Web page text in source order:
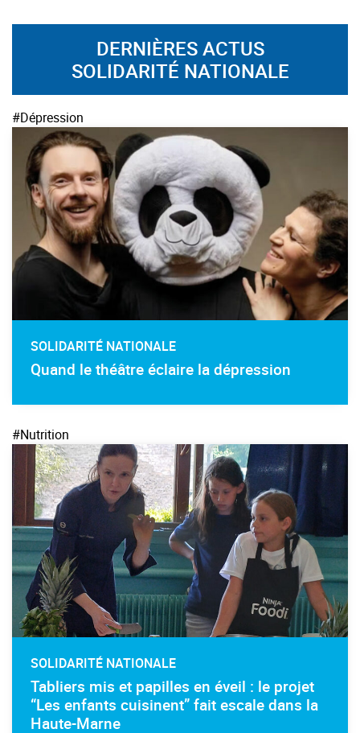
DERNIÈRES ACTUS
SOLIDARITÉ NATIONALE
#Dépression
SOLIDARITÉ NATIONALE
Quand le théâtre éclaire la dépression
#Nutrition
SOLIDARITÉ NATIONALE
Tabliers mis et papilles en éveil : le projet
“Les enfants cuisinent” fait escale dans la
Haute-Marne